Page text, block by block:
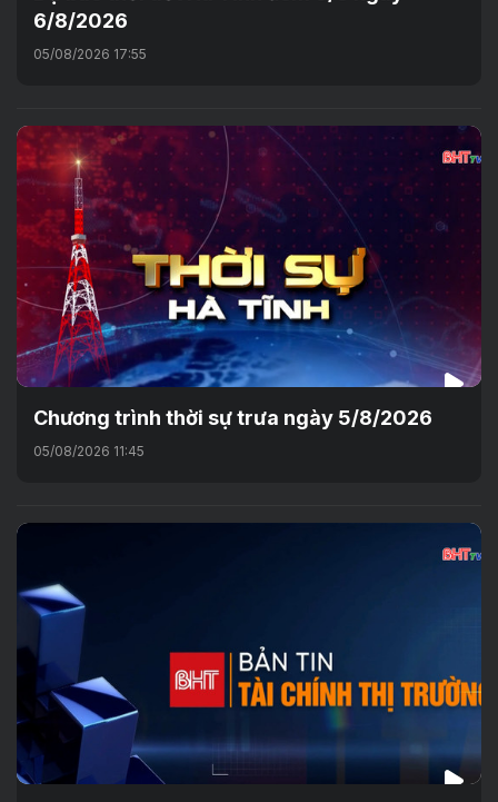
6/8/2026
05/08/2026 17:55
Chương trình thời sự trưa ngày 5/8/2026
05/08/2026 11:45